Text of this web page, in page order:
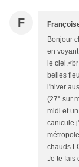
F
Bonjour
en
le
belles
l'hiver
(27° sur
midi et
canicule
chauds
Je te fais